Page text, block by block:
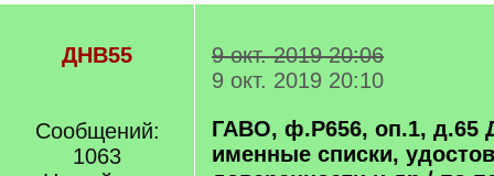
ДНВ55
Сообщений:
1063
9 окт. 2019 20:06
9 окт. 2019 20:10
ГАВО, ф.Р656, оп.1, д.65
именные списки,